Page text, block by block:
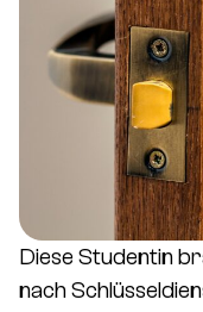
Diese Studentin
nach